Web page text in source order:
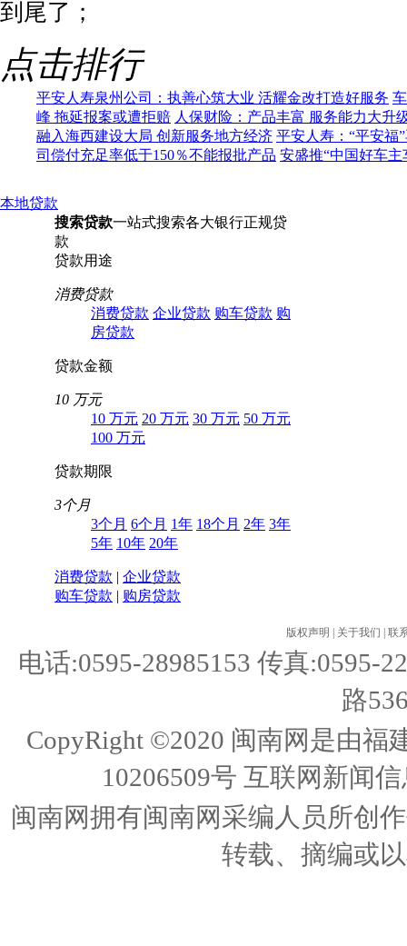
到尾了；
点击排行
平安人寿泉州公司：执善心筑大业 活耀金改打造好服务
峰 拖延报案或遭拒赔 人保财险：产品丰富 服务能力大升
融入海西建设大局 创新服务地方经济 平安人寿：“平安福
司偿付充足率低于150％不能报批产品 安盛推“中国好车
本地贷款
搜索贷款一站式搜索各大银行正规贷
款
贷款用途
消费贷款
消费贷款 企业贷款 购车贷款 购
房贷款
贷款金额
10 万元
10 万元 20 万元 30 万元 50 万元
100 万元
贷款期限
3个月
3个月 6个月 1年 18个月 2年 3年
5年 10年 20年
消费贷款 | 企业贷款
购车贷款 | 购房贷款
版权声明 | 关于我们 | 联
电话:0595-28985153 传真:0595-
路
CopyRight ©2020 闽南网是由
10206509号 互联网新闻
闽南网拥有闽南网采编人员所创
转载、摘编或